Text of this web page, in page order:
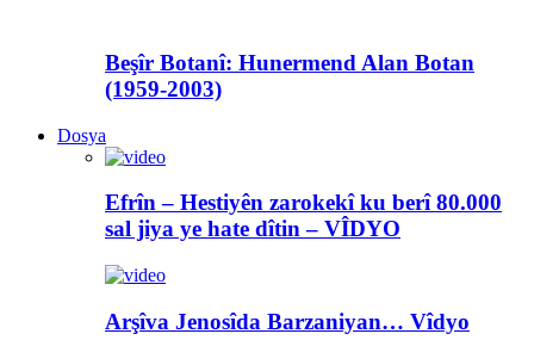
Beşîr Botanî: Hunermend Alan Botan
(1959-2003)
Dosya
Efrîn – Hestiyên zarokekî ku berî 80.000
sal jiya ye hate dîtin – VÎDYO
Arşîva Jenosîda Barzaniyan… Vîdyo